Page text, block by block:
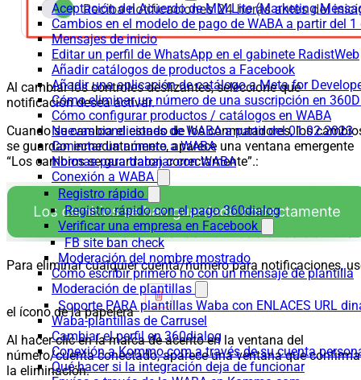
Aceptación del Acuerdo de MM Lite (Marketing
Cambios en el modelo de pago de WABA a partir del
Mensajes de inicio
Editar un perfil de WhatsApp en el gabinete RadistWeb
Añadir catálogos de productos a Facebook
Añadir una aplicación de catálogo a Meta for
Cómo eliminar un número de una suscripción en
Cómo configurar productos / catálogos en WABA
Nuevas condiciones de WABA a partir del 01.02.2023
Conectar un número a WABA
Normas para trabajar con WABA
Conexión a WABA
Registro rápido
Registro rápido con el pago 360dialog
Verificar una empresa en Facebook
FB site ban check
Moderación del nombre mostrado
Cómo escribir primero no con un mensaje de plantilla
Moderación de plantillas
Soporte PARA plantillas Waba con ENLACES URL
Waba-plantillas de Carrusel
Cambiar el perfil en 360dialog
Conexión a Kommo.com a través de su cuenta
Qué hacer si la integración deja de funcionar
Al cambiar los controles deslizantes, seleccione qué
notificación desea activar.
Cuando se cambia el estado de los conmutadores, los
se guardan inmediatamente, aparece una ventana emergente
“Los cambios se guardaron correctamente”.:
Para eliminar cualquier cuenta/número para notificaciones,
el ícono de la papelera
Al hacer clic en la marca de acento en la ventana del
número/cuenta conectado, aparece una ventana que confirma
la eliminación.